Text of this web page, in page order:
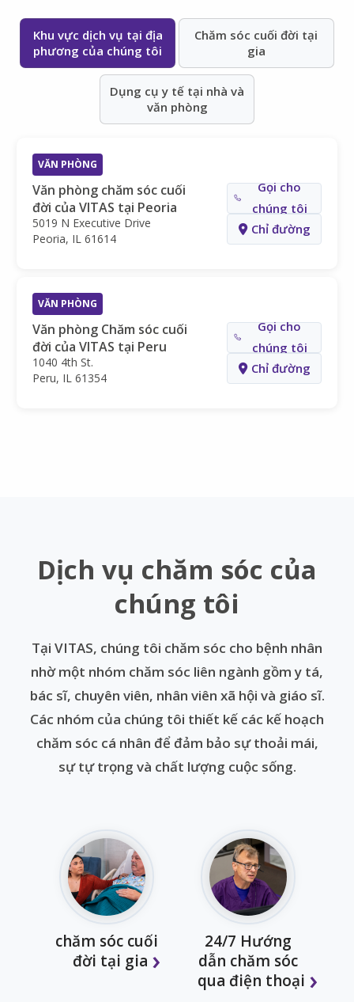
Khu vực dịch vụ tại địa
phương của chúng tôi
Chăm sóc cuối đời tại
gia
Dụng cụ y tế tại nhà và
văn phòng
VĂN PHÒNG
Văn phòng chăm sóc cuối
đời của VITAS tại Peoria
5019 N Executive Drive
Peoria, IL 61614
Gọi cho
chúng tôi
Chỉ đường
VĂN PHÒNG
Văn phòng Chăm sóc cuối
đời của VITAS tại Peru
1040 4th St.
Peru, IL 61354
Gọi cho
chúng tôi
Chỉ đường
Dịch vụ chăm sóc của
chúng tôi
Tại VITAS, chúng tôi chăm sóc cho bệnh nhân
nhờ một nhóm chăm sóc liên ngành gồm y tá,
bác sĩ, chuyên viên, nhân viên xã hội và giáo sĩ.
Các nhóm của chúng tôi thiết kế các kế hoạch
chăm sóc cá nhân để đảm bảo sự thoải mái,
sự tự trọng và chất lượng cuộc sống.
chăm sóc cuối
đời tại gia
24/7 Hướng
dẫn chăm sóc
qua điện thoại